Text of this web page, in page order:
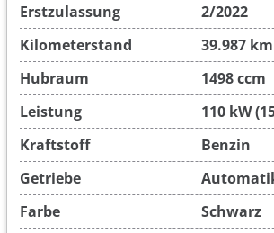
Erstzulassung
2/2022
Kilometerstand
39.987 km
Hubraum
1498 ccm
Leistung
110 kW
Kraftstoff
Benzin
Getriebe
Farbe
Schwarz